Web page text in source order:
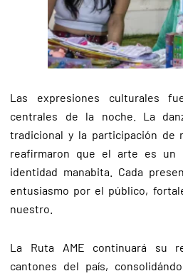
Las expresiones culturales
centrales de la noche. La
tradicional y la participación de
reafirmaron que el arte es un
identidad manabita. Cada
entusiasmo por el público,
nuestro.
La Ruta AME continuará su
cantones del país,